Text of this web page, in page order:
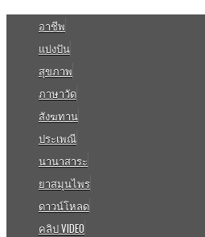
อาชีพ
แบ่งปัน
สุขภาพ
ภาษาวัด
สังฆทาน
ประเพณี
นานาสาระ
ยาสมุนไพร
ดาวน์โหลด
คลิป VIDEO